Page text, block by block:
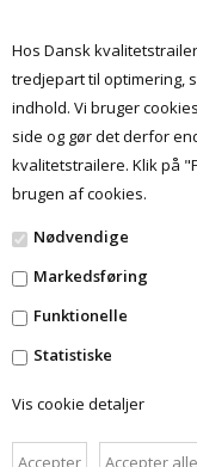
Hos Dansk
tredjepart til optimering,
indhold. Vi bruger
side og gør det derfor
kvalitetstrailere. Klik på
brugen af cookies.
Nødvendige
Markedsføring
Funktionelle
Statistiske
Vis cookie detaljer
Ingen varer fundet
BETINGELSER
DANSKKVALITETSTRAILER.DK